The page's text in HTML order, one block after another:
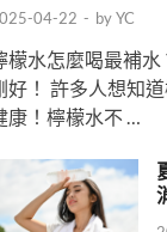
04-22 - byYC
檬水怎麼喝最補
好！ 許多人想知
康！檸檬水不 …